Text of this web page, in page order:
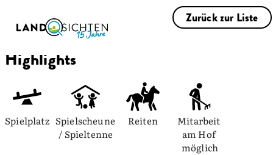
Zurück zur Liste
Highlights
Spielplatz Spielscheune
/ Spieltenne
Reiten
Mitarbeit
am Hof
möglich